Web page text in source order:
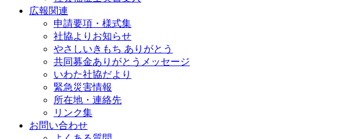
広報関連
申請要項・様式集
社協よりお知らせ
やさしいきもち ありがとう
共同募金ありがとうメッセージ
いわた社協だより
緊急災害情報
所在地・連絡先
リンク集
お問い合わせ